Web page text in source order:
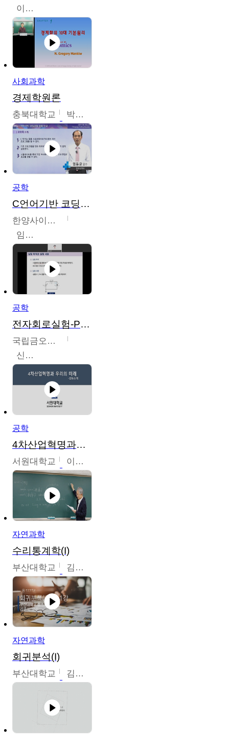
이홍민
사회과학
경제학원론
충북대학교 박철호
공학
C언어기반 코딩교육
한양사이버대학교
임동균
공학
전자회로실험-PSPICE 시뮬레이션
국립금오공과대학교
신경욱
공학
4차산업혁명과우리의미래
서원대학교 이병권
자연과학
수리통계학(I)
부산대학교 김충락
자연과학
회귀분석(I)
부산대학교 김충락